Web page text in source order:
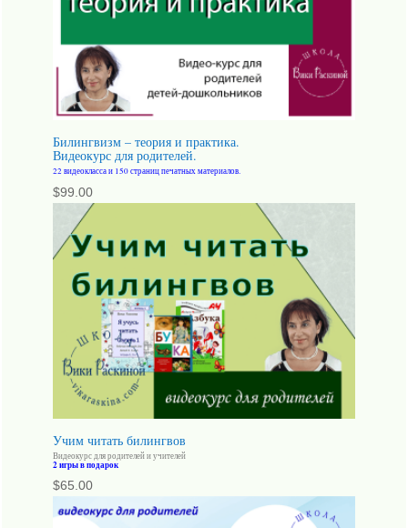
Билингвизм – теория и практика.
Видеокурс для родителей.
22 видеокласса и 150 страниц печатных материалов.
$99.00
Учим читать билингвов
Видеокурс для родителей и учителей
2 игры в подарок
$65.00